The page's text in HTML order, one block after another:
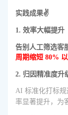
实践成果✌️
1. 效率大幅提升
告别人工筛选客
周期缩短 80%
2. 归因精准度升
AI 标准化打标规
率显著提升，为